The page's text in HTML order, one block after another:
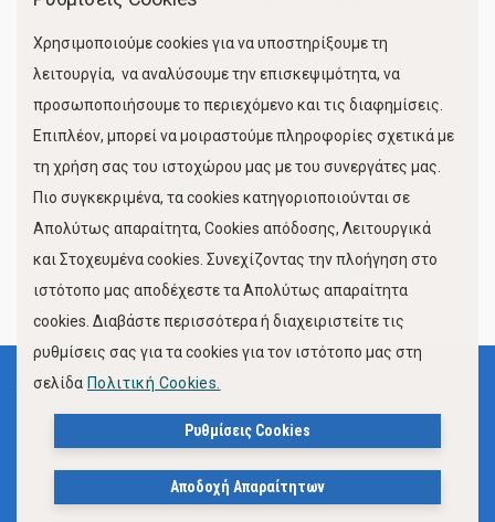
Κίνηση Λιμένος
FOLLOW US
Όροι Χρήσης
Πολιτική Προστασίας Προσωπικών Δεδομένων
Πολιτική Cookies
Χρησιμοποιούμε cookies για να υποστηρίξουμε τη
λειτουργία, να αναλύσουμε την επισκεψιμότητα, να
προσωποποιήσουμε το περιεχόμενο και τις διαφημίσεις.
Επιπλέον, μπορεί να μοιραστούμε πληροφορίες σχετικά με
τη χρήση σας του ιστοχώρου μας με του συνεργάτες μας.
Πιο συγκεκριμένα, τα cookies κατηγοριοποιούνται σε
Απολύτως απαραίτητα, Cookies απόδοσης, Λειτουργικά
και Στοχευμένα cookies. Συνεχίζοντας την πλοήγηση στο
ιστότοπο μας αποδέχεστε τα Απολύτως απαραίτητα
cookies. Διαβάστε περισσότερα ή διαχειριστείτε τις
ρυθμίσεις σας για τα cookies για τον ιστότοπο μας στη
σελίδα Πολιτική Cookies.
Ρυθμίσεις Cookies
Αποδοχή Απαραίτητων